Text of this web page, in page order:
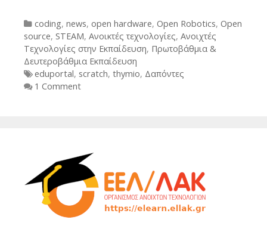
Categories
coding, news, open hardware, Open Robotics, Open
source, STEAM, Ανοικτές τεχνολογίες, Ανοιχτές
Τεχνολογίες στην Εκπαίδευση, Πρωτοβάθμια &
Δευτεροβάθμια Εκπαίδευση
Tags
eduportal, scratch, thymio, Δαπόντες
1 Comment